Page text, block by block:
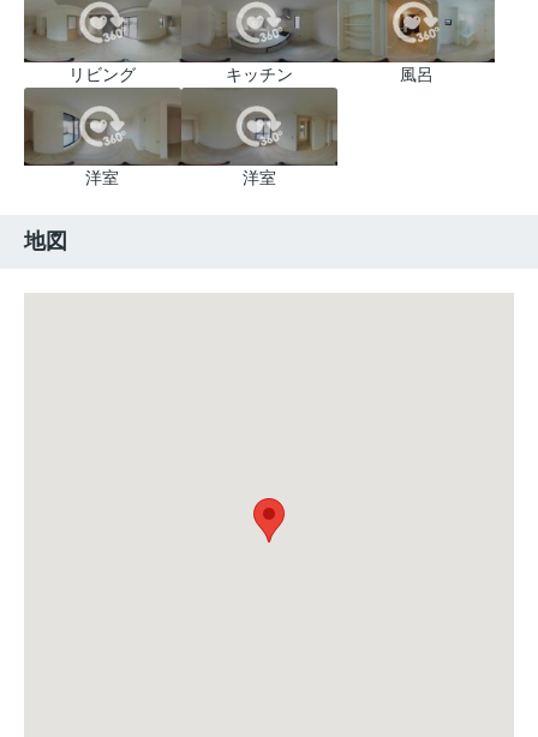
リビング キッチン 風呂
洋室 洋室
地図